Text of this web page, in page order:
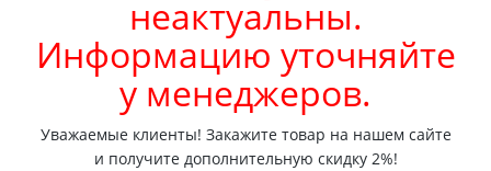
неактуальны.
Информацию уточняйте
у менеджеров.
Уважаемые клиенты! Закажите товар на нашем сайте
и получите дополнительную скидку 2%!